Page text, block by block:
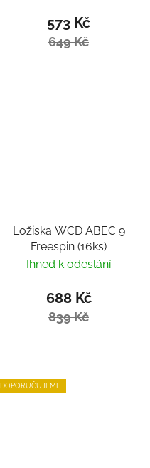
573 Kč
649 Kč
Ložiska WCD ABEC 9
Freespin (16ks)
Ihned k odeslání
688 Kč
839 Kč
DOPORUČUJEME